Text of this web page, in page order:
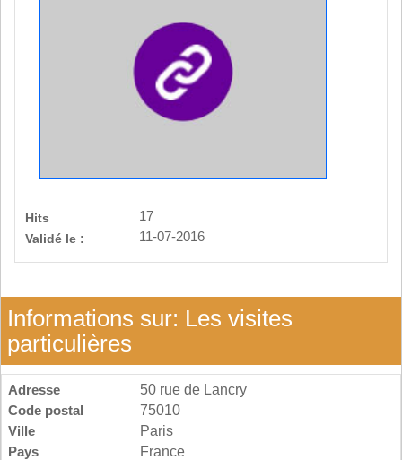
Hits
17
Validé le :
11-07-2016
Informations sur: Les visites
particulières
Adresse
50 rue de Lancry
Code postal
75010
Ville
Paris
Pays
France